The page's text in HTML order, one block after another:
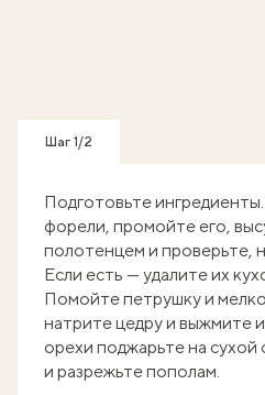
Шаг 1/2
Подготовьте
форели, промойте его,
полотенцем и проверьте,
Если есть — удалите их
Помойте петрушку и
натрите цедру и выжмите
орехи поджарьте на сухой
и разрежьте пополам.